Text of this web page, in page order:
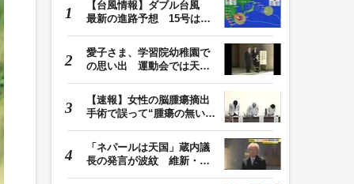
【台風情報】ダブル台風
最新の進路予想 15号は北
愛子さま、学習院幼稚園で
の思い出 運動会では天皇
【速報】女性の脳腫瘍摘出
手術で誤って“腫瘍の無い部
「ネパールは天国」蔵内議
長の発言が波紋 維新・吉